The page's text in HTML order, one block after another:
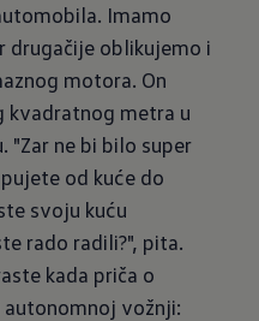
Imamo
drugačije oblikujemo i
motora. On
kvadratnog metra u
"Zar ne bi bilo super
od kuće do
svoju kuću
rado radili?", pita.
kada priča o
vožnji: